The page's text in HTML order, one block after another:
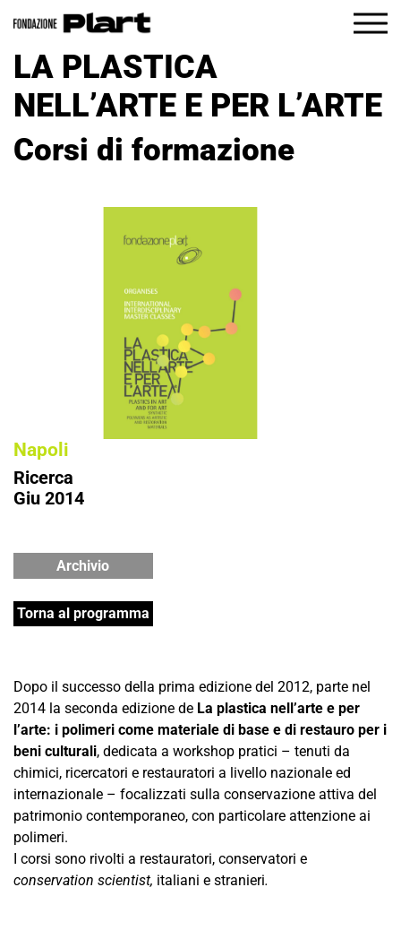
IT EN
Programma
Visita
LA PLASTICA
NELL’ARTE E PER L’ARTE
Corsi di formazione
Napoli
Ricerca
Giu 2014
Archivio
Torna al programma
Dopo il successo della prima edizione del 2012, parte nel
2014 la seconda edizione de La plastica nell’arte e per
l’arte: i polimeri come materiale di base e di restauro per i
beni culturali, dedicata a workshop pratici – tenuti da
chimici, ricercatori e restauratori a livello nazionale ed
internazionale – focalizzati sulla conservazione attiva del
patrimonio contemporaneo, con particolare attenzione ai
polimeri.
I corsi sono rivolti a restauratori, conservatori e
conservation scientist, italiani e stranieri.